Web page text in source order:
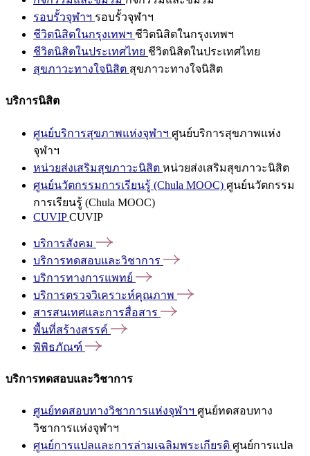
รอบรั้วจุฬาฯ รอบรั้วจุฬาฯ
ชีวิตนิสิตในกรุงเทพฯ ชีวิตนิสิตในกรุงเทพฯ
ชีวิตนิสิตในประเทศไทย ชีวิตนิสิตในประเทศไทย
สุขภาวะทางใจนิสิต สุขภาวะทางใจนิสิต
บริการนิสิต
ศูนย์บริการสุขภาพแห่งจุฬาฯ ศูนย์บริการสุขภาพแห่ง
จุฬาฯ
หน่วยส่งเสริมสุขภาวะนิสิต หน่วยส่งเสริมสุขภาวะนิสิต
ศูนย์นวัตกรรมการเรียนรู้ (Chula MOOC) ศูนย์นวัตกรรม
การเรียนรู้ (Chula MOOC)
CUVIPCUVIP
บริการสังคม
บริการทดสอบและวิชาการ
บริการทางการแพทย์
บริการตรวจวิเคราะห์คุณภาพ
สารสนเทศและการสื่อสาร
พื้นที่สร้างสรรค์
พิพิธภัณฑ์
บริการทดสอบและวิชาการ
ศูนย์ทดสอบทางวิชาการแห่งจุฬาฯ ศูนย์ทดสอบทาง
วิชาการแห่งจุฬาฯ
ศูนย์การแปลและการล่ามเฉลิมพระเกียรติ ศูนย์การแปล